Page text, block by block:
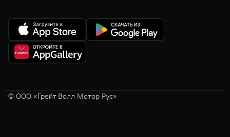
© ООО «Грейт Волл Мотор Рус»